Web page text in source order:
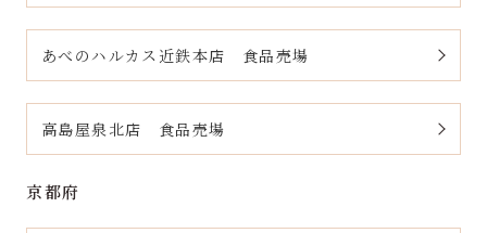
あべのハルカス近鉄本店 食品売場
高島屋泉北店 食品売場
京都府